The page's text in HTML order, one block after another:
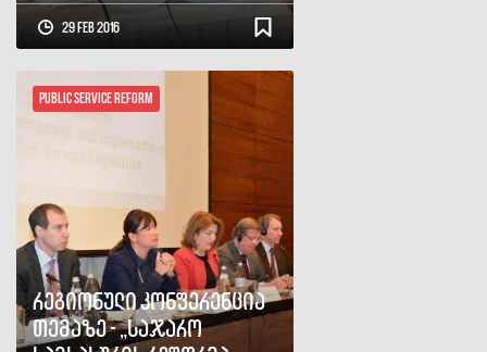
29 Feb 2016
Public Service Reform
რეგიონული კონფერენცია
თემაზე - „საჯარო